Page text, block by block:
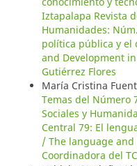
Iztapalapa Revista
Humanidades:
política pública y el
and Development
Gutiérrez Flores
María Cristina
Temas del Número
Sociales y
Central 79: El
/ The language
Coordinadora del